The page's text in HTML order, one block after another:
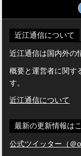
近江通信について
近江通信は国内外の
概要と運営者に関す
す。
近江通信について
最新の更新情報は
公式ツイッター（＠